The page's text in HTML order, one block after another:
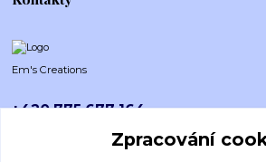
Em's Creations
+420 775 677 164
Zpracování